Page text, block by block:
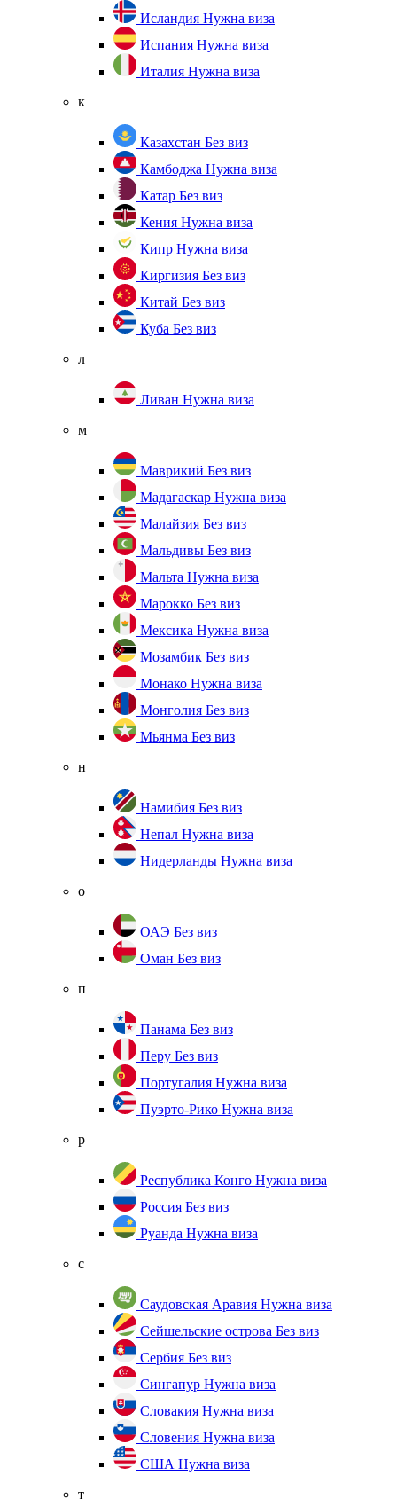
Исландия Нужна виза
Испания Нужна виза
Италия Нужна виза
к
Казахстан Без виз
Камбоджа Нужна виза
Катар Без виз
Кения Нужна виза
Кипр Нужна виза
Киргизия Без виз
Китай Без виз
Куба Без виз
л
Ливан Нужна виза
м
Маврикий Без виз
Мадагаскар Нужна виза
Малайзия Без виз
Мальдивы Без виз
Мальта Нужна виза
Марокко Без виз
Мексика Нужна виза
Мозамбик Без виз
Монако Нужна виза
Монголия Без виз
Мьянма Без виз
н
Намибия Без виз
Непал Нужна виза
Нидерланды Нужна виза
о
ОАЭ Без виз
Оман Без виз
п
Панама Без виз
Перу Без виз
Португалия Нужна виза
Пуэрто-Рико Нужна виза
р
Республика Конго Нужна виза
Россия Без виз
Руанда Нужна виза
с
Саудовская Аравия Нужна виза
Сейшельские острова Без виз
Сербия Без виз
Сингапур Нужна виза
Словакия Нужна виза
Словения Нужна виза
США Нужна виза
т